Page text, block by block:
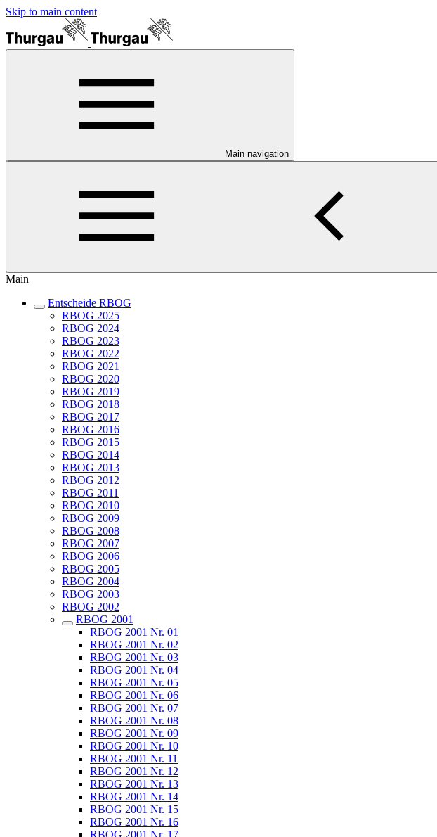
Skip to main content
Main navigation
Main
Entscheide RBOG
RBOG 2025
RBOG 2024
RBOG 2023
RBOG 2022
RBOG 2021
RBOG 2020
RBOG 2019
RBOG 2018
RBOG 2017
RBOG 2016
RBOG 2015
RBOG 2014
RBOG 2013
RBOG 2012
RBOG 2011
RBOG 2010
RBOG 2009
RBOG 2008
RBOG 2007
RBOG 2006
RBOG 2005
RBOG 2004
RBOG 2003
RBOG 2002
RBOG 2001
RBOG 2001 Nr. 01
RBOG 2001 Nr. 02
RBOG 2001 Nr. 03
RBOG 2001 Nr. 04
RBOG 2001 Nr. 05
RBOG 2001 Nr. 06
RBOG 2001 Nr. 07
RBOG 2001 Nr. 08
RBOG 2001 Nr. 09
RBOG 2001 Nr. 10
RBOG 2001 Nr. 11
RBOG 2001 Nr. 12
RBOG 2001 Nr. 13
RBOG 2001 Nr. 14
RBOG 2001 Nr. 15
RBOG 2001 Nr. 16
RBOG 2001 Nr. 17